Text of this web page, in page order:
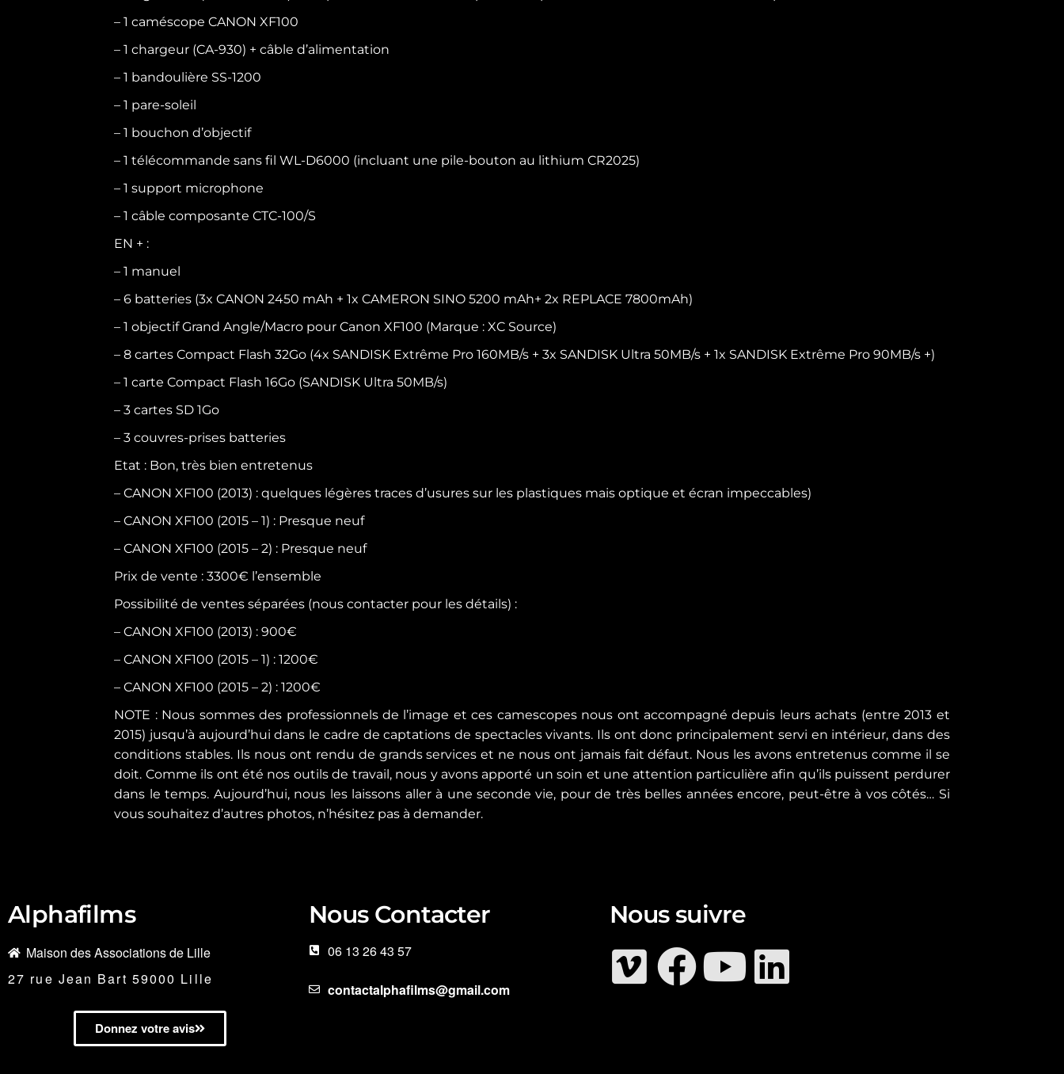
– 1 caméscope CANON XF100
– 1 chargeur (CA-930) + câble d’alimentation
– 1 bandoulière SS-1200
– 1 pare-soleil
– 1 bouchon d’objectif
– 1 télécommande sans fil WL-D6000 (incluant une pile-bouton au lithium CR2025)
– 1 support microphone
– 1 câble composante CTC-100/S
EN + :
– 1 manuel
– 6 batteries (3x CANON 2450 mAh + 1x CAMERON SINO 5200 mAh+ 2x REPLACE 7800mAh)
– 1 objectif Grand Angle/Macro pour Canon XF100 (Marque : XC Source)
– 8 cartes Compact Flash 32Go (4x SANDISK Extrême Pro 160MB/s + 3x SANDISK Ultra 50MB/s + 1x SANDISK Extrême Pro 90MB/s +)
– 1 carte Compact Flash 16Go (SANDISK Ultra 50MB/s)
– 3 cartes SD 1Go
– 3 couvres-prises batteries
Etat : Bon, très bien entretenus
– CANON XF100 (2013) : quelques légères traces d’usures sur les plastiques mais optique et écran impeccables)
– CANON XF100 (2015 – 1) : Presque neuf
– CANON XF100 (2015 – 2) : Presque neuf
Prix de vente : 3300€ l’ensemble
Possibilité de ventes séparées (nous contacter pour les détails) :
– CANON XF100 (2013) : 900€
– CANON XF100 (2015 – 1) : 1200€
– CANON XF100 (2015 – 2) : 1200€
NOTE : Nous sommes des professionnels de l’image et ces camescopes nous ont accompagné depuis leurs achats (entre 2013 et
2015) jusqu’à aujourd’hui dans le cadre de captations de spectacles vivants. Ils ont donc principalement servi en intérieur, dans des
conditions stables. Ils nous ont rendu de grands services et ne nous ont jamais fait défaut. Nous les avons entretenus comme il se
doit. Comme ils ont été nos outils de travail, nous y avons apporté un soin et une attention particulière afin qu’ils puissent perdurer
dans le temps. Aujourd’hui, nous les laissons aller à une seconde vie, pour de très belles années encore, peut-être à vos côtés… Si
vous souhaitez d’autres photos, n’hésitez pas à demander.
Alphafilms
Maison des Associations de Lille
27 rue Jean Bart 59000 Lille
Donnez votre avis
Nous Contacter
06 13 26 43 57
contactalphafilms@gmail.com
Nous suivre